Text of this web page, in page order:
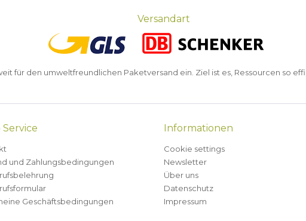
Versandart
für den umweltfreundlichen Paketversand ein. Ziel ist es, Ressourcen so
Service
und Zahlungsbedingungen
Geschäftsbedingungen
Informationen
Cookie settings
Newsletter
Über uns
Datenschutz
Impressum